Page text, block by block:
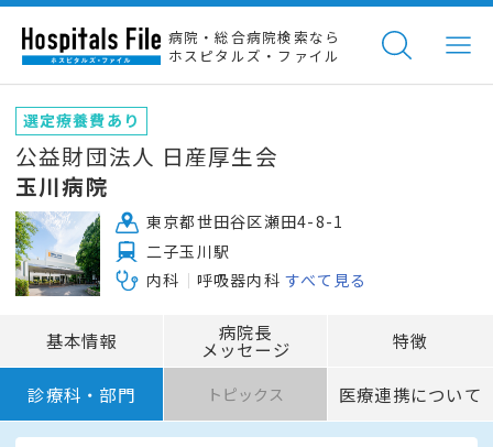
病院・総合病院検索なら
ホスピタルズ・ファイル
選定療養費あり
公益財団法人 日産厚生会
玉川病院
東京都世田谷区瀬田4-8-1
二子玉川駅
内科
呼吸器内科 すべて見る
基本情報 病院長
メッセージ 特徴
診療科・部門 トピックス 医療連携について